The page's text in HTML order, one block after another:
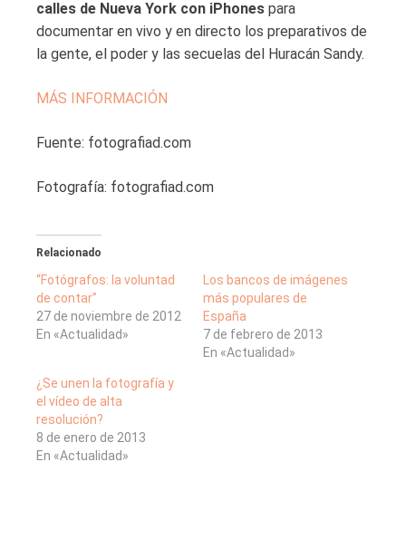
calles de Nueva York con iPhones para
documentar en vivo y en directo los preparativos de
la gente, el poder y las secuelas del Huracán Sandy.
MÁS INFORMACIÓN
Fuente: fotografiad.com
Fotografía: fotografiad.com
Relacionado
“Fotógrafos: la voluntad
de contar”
27 de noviembre de 2012
En «Actualidad»
Los bancos de imágenes
más populares de
España
7 de febrero de 2013
En «Actualidad»
¿Se unen la fotografía y
el vídeo de alta
resolución?
8 de enero de 2013
En «Actualidad»